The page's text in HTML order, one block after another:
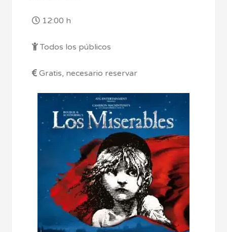
12:00 h
Todos los públicos
Gratis, necesario reservar